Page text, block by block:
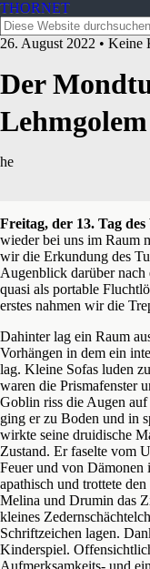
THORNET
26. August 2022 • Keine
Der
Lehmgolem
he
Freitag, der 13. Tag
wieder bei uns im Raum
wir die Erkundung des
Augenblick darüber nach
quasi als portable
erstes nahmen wir die
Dahinter lag ein Raum
Vorhängen in dem ein
lag. Kleine Sofas luden
waren die Prismafenster
Goblin riss die Augen
ging er zu Boden und in
wirkte seine druidische
Zustand. Er faselte vom
Feuer und von Dämonen
apathisch und trottete
Melina und Drumin das
kleines
Schriftzeichen lagen.
Kinderspiel.
Aufmerksamkeits- und